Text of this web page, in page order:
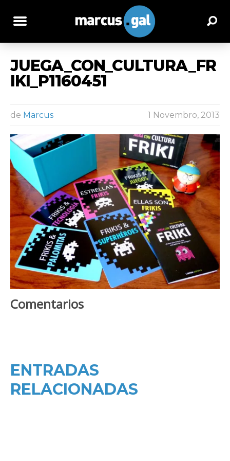
JUEGA_CON_CULTURA_FR
IKI_P1160451
de Marcus 1 Novembro, 2013
Comentarios
ENTRADAS
RELACIONADAS